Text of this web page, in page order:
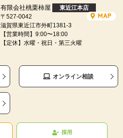
有限会社桃栗柿屋
東近江本店
〒527-0042
滋賀県東近江市外町1381-3
【営業時間】9:00〜18:00
【定休】水曜・祝日・第三火曜
MAP
オンライン相談
採用